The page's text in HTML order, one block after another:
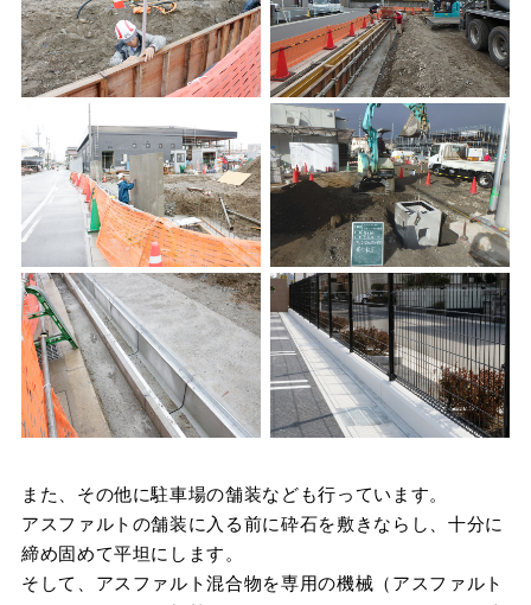
また、その他に駐車場の舗装なども行っています。
アスファルトの舗装に入る前に砕石を敷きならし、十分に
締め固めて平坦にします。
そして、アスファルト混合物を専用の機械（アスファルト